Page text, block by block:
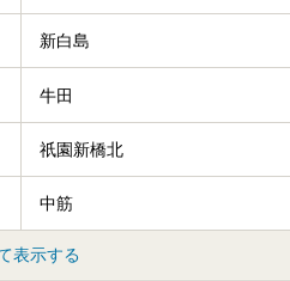
新白島
牛田
祇園新橋北
中筋
表示する